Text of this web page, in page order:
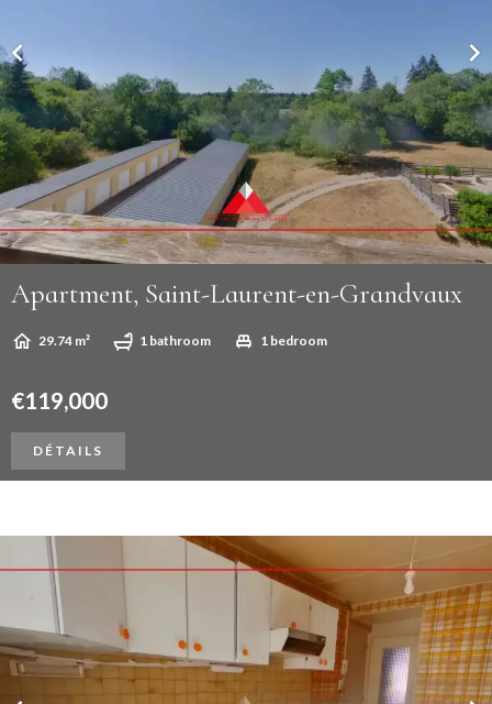
Apartment, Saint-Laurent-en-Grandvaux
29.74 m² 1 bathroom 1 bedroom
€119,000
DÉTAILS